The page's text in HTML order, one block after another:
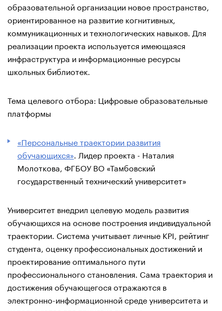
образовательной организации новое пространство,
ориентированное на развитие когнитивных,
коммуникационных и технологических навыков. Для
реализации проекта используется имеющаяся
инфраструктура и информационные ресурсы
школьных библиотек.
Тема целевого отбора: Цифровые образовательные
платформы
«Персональные траектории развития
обучающихся» . Лидер проекта - Наталия
Молоткова, ФГБОУ ВО «Тамбовский
государственный технический университет»
Университет внедрил целевую модель развития
обучающихся на основе построения индивидуальной
траектории. Система учитывает личные KPI, рейтинг
студента, оценку профессиональных достижений и
проектирование оптимального пути
профессионального становления. Сама траектория и
достижения обучающегося отражаются в
электронно-информационной среде университета и